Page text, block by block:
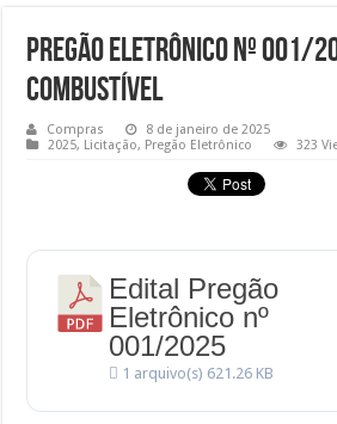
PREGÃO ELETRÔNICO Nº 001/
COMBUSTÍVEL
Compras
8 de janeiro de 2025
2025, Licitação, Pregão Eletrônico 323
Edital Pregão
Eletrônico nº
001/2025
1 arquivo(s) 621.26 KB